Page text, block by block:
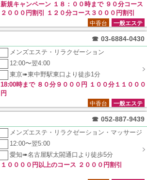
新規キャンペーン １８：００時まで ９０分コース
２０００円割引 １２０分コース３０００円割引
一般エステ
中香台
☎ 03-6884-0430
メンズエステ・リラクゼーション
12:00〜翌4:00
東京➠東中野駅東口より徒歩1分
18:00時まで ８０分９０００円 １００分１１０００
円
一般エステ
中香台
☎ 052-887-9439
メンズエステ・リラクゼーション・マッサージ
12:00〜翌5:00
愛知➠名古屋駅太閤通口より徒歩5分
１００００円以上のコース ２０００円割引